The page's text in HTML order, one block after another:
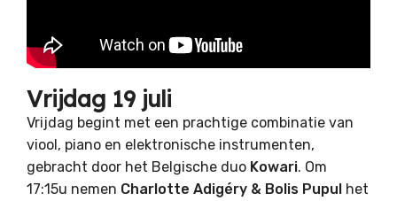
Vrijdag 19 juli
Vrijdag begint met een prachtige combinatie van
viool, piano en elektronische instrumenten,
gebracht door het Belgische duo Kowari. Om
17:15u nemen Charlotte Adigéry & Bolis Pupul het